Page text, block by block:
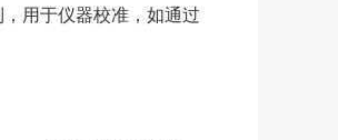
用于仪器校准，如通过